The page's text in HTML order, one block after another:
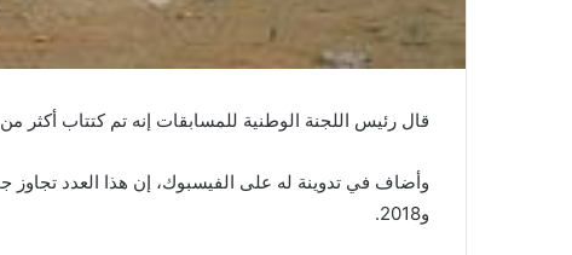
قال رئيس اللجنة الوطنية للمسابقات إنه تم كتتاب أكثر من 15 الف وظيفة وخلال الفترة ما بين عامي 2019 و 2023.
و2018.